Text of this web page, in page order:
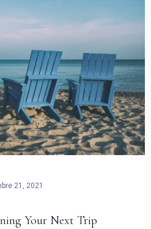
21, 2021
Your Next Trip